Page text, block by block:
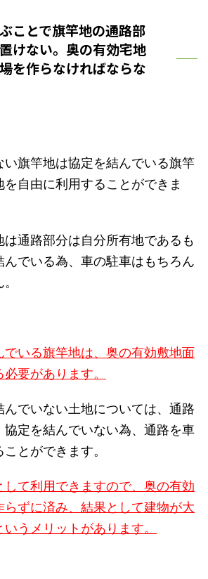
ことで旗竿地の通路部
けない。奥の有効宅地
を作らなければならな
い旗竿地は協定を結んでいる旗竿
自由に利用することができま
通路部分は自分所有地であるも
でいる為、車の駐車はもちろん
でいる旗竿地は、奥の有効敷地面
要があります。
でいない土地については、通路
協定を結んでいない為、通路を車
とができます。
て利用できますので、奥の有効
らずに済み、結果として建物が大
うメリットがあります。